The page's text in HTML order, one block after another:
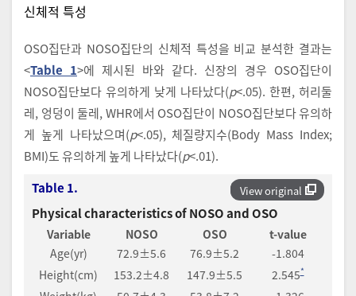
신체적 특성
OSO집단과 NOSO집단의 신체적 특성을 비교 분석한 결과는
<Table 1>에 제시된 바와 같다. 신장의 경우 OSO집단이
NOSO집단보다 유의하게 낮게 나타났다(p<.05). 한편, 허리둘
레, 엉덩이 둘레, WHR에서 OSO집단이 NOSO집단보다 유의하
게 높게 나타났으며(p<.05), 체질량지수(Body Mass Index;
BMI)도 유의하게 높게 나타났다(p<.01).
View original
Table 1.
Physical characteristics of NOSO and OSO
Variable NOSO OSO
t-value
Age(yr)
72.9±5.6 76.9±5.2
-1.804
Height(cm)
153.2±4.8 147.9±5.5 2.545*